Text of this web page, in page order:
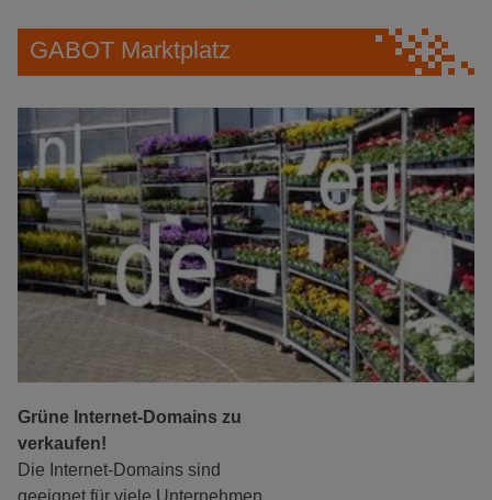
GABOT Marktplatz
Grüne Internet-Domains zu
verkaufen!
Die Internet-Domains sind